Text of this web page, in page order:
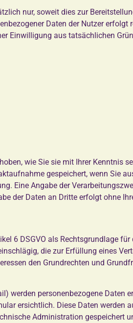
nur, soweit dies zur
Daten der Nutzer
Einwilligung aus tatsächlichen
wie Sie sie mit Ihrer Kenntnis
gespeichert, wenn Sie
Eine Angabe der
der Daten an Dritte erfolgt ohne
6 DSGVO als Rechtsgrundlage
die zur Erfüllung eines
den Grundrechten und
werden personenbezogene Daten
ersichtlich. Diese Daten werden
Administration gespeichert